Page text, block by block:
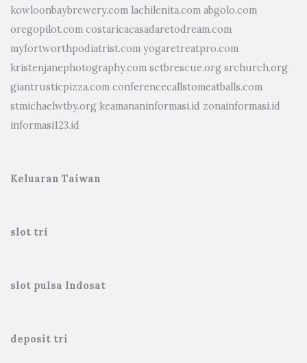
kowloonbaybrewery.com lachilenita.com abgolo.com
oregopilot.com costaricacasadaretodream.com
myfortworthpodiatrist.com yogaretreatpro.com
kristenjanephotography.com sctbrescue.org srchurch.org
giantrusticpizza.com conferencecallstomeatballs.com
stmichaelwtby.org keamananinformasi.id zonainformasi.id
informasi123.id
Keluaran Taiwan
slot tri
slot pulsa Indosat
deposit tri